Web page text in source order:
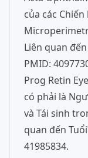
của các
Liên quan
PMID:
Prog Retin
có phải là
và Tái sinh
quan đến
41985834.